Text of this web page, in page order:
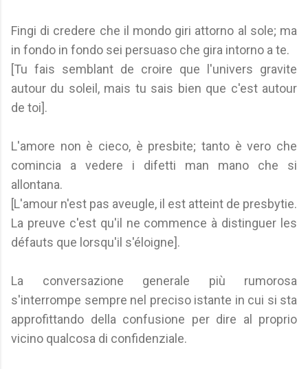
Fingi di credere che il mondo giri attorno al sole; ma
in fondo in fondo sei persuaso che gira intorno a te.
[Tu fais semblant de croire que l'univers gravite
autour du soleil, mais tu sais bien que c'est autour
de toi].
L'amore non è cieco, è presbite; tanto è vero che
comincia a vedere i difetti man mano che si
allontana.
[L'amour n'est pas aveugle, il est atteint de presbytie.
La preuve c'est qu'il ne commence à distinguer les
défauts que lorsqu'il s'éloigne].
La conversazione generale più rumorosa
s'interrompe sempre nel preciso istante in cui si sta
approfittando della confusione per dire al proprio
vicino qualcosa di confidenziale.